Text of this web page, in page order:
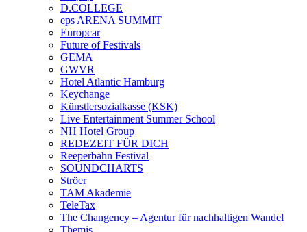
D.COLLEGE
eps ARENA SUMMIT
Europcar
Future of Festivals
GEMA
GWVR
Hotel Atlantic Hamburg
Keychange
Künstlersozialkasse (KSK)
Live Entertainment Summer School
NH Hotel Group
REDEZEIT FÜR DICH
Reeperbahn Festival
SOUNDCHARTS
Ströer
TAM Akademie
TeleTax
The Changency – Agentur für nachhaltigen Wandel